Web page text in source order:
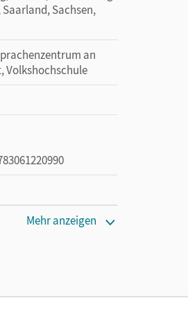
Sachsen,
an
Volkshochschule
solange das
Mehr anzeigen